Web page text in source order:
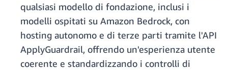
qualsiasi modello di fondazione, inclusi i
modelli ospitati su Amazon Bedrock, con
hosting autonomo e di terze parti tramite l'API
ApplyGuardrail, offrendo un'esperienza utente
coerente e standardizzando i controlli di